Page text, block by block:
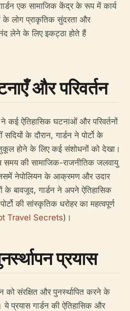
एक सामाजिक केंद्र के रूप में कार्य
के लोग प्राकृतिक सुंदरता और
लेने के लिए इकट्ठा होते हैं
और परिवर्तन
ने कई ऐतिहासिक घटनाओं और परिवर्तनों
के दौरान, गार्डन ने पोर्टो के
होने के लिए कई संशोधनों को देखा।
समय की सामाजिक-राजनीतिक जलवायु
जिसमें नेपोलियन के आक्रमण और उदार
के बावजूद, गार्डन ने अपने ऐतिहासिक
की सांस्कृतिक धरोहर का महत्वपूर्ण
Travel Secrets)।
प्रयास
को संरक्षित और पुनर्स्थापित करने के
प्रयास गार्डन की ऐतिहासिक और